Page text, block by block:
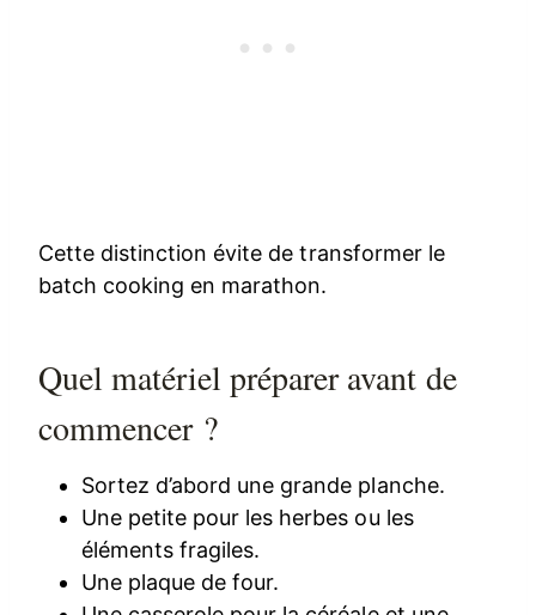
Cette distinction évite de transformer le
batch cooking en marathon.
Quel matériel préparer avant de
commencer ?
Sortez d’abord une grande planche.
Une petite pour les herbes ou les
éléments fragiles.
Une plaque de four.